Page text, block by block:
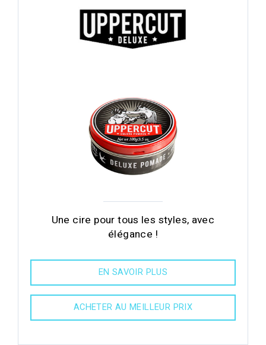
Une cire pour tous les styles, avec
élégance !
EN SAVOIR PLUS
ACHETER AU MEILLEUR PRIX